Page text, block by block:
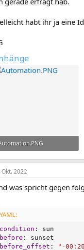
habt ihr ja eine
KB · Aufrufe: 16
Okt. 2022
was spricht gegen
YAML:
condition :
before :
before_offset :
"-